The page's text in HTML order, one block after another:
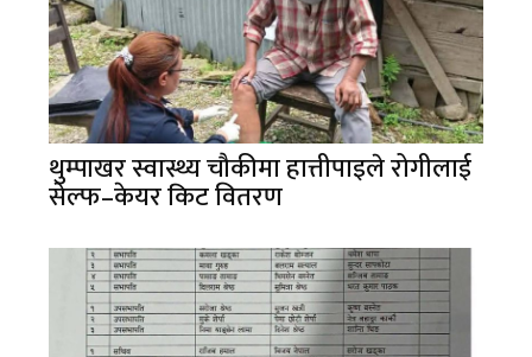
थुम्पाखर स्वास्थ्य चौकीमा हात्तीपाइले रोगीलाई
सेल्फ–केयर किट वितरण